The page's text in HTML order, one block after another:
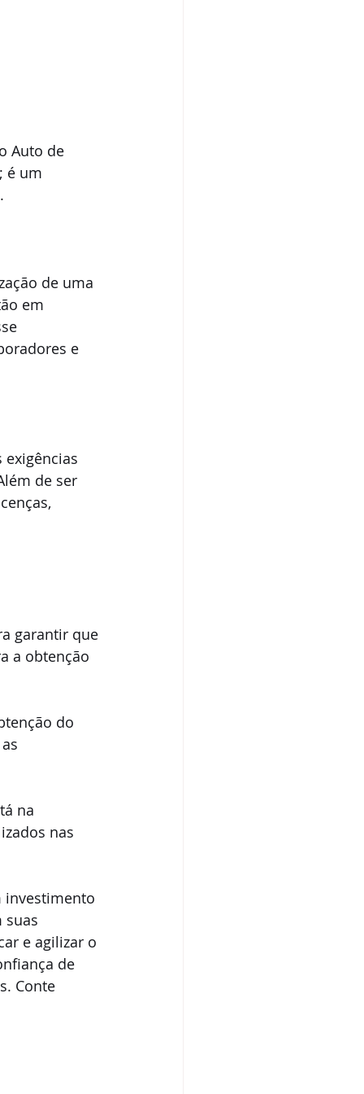
Auto de
é um
de uma
em
e
exigências
de ser
garantir que
a obtenção
do
na
nas
investimento
suas
e agilizar o
de
Conte